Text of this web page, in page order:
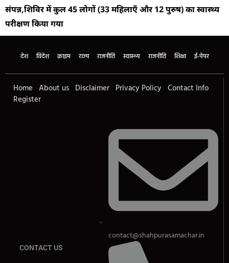
संपन्न,शिविर में कुल 45 लोगों (33 महिलाएँ और 12 पुरुष) का स्वास्थ्य
परीक्षण किया गया
देश विदेश क्राइम राज्य राजनीति स्वास्थ्य राजनीति शिक्षा ई-पेपर
Home About us Disclaimer Privacy Policy Contact Info
Register
CONTACT US
contact@shahpurasamachar.in